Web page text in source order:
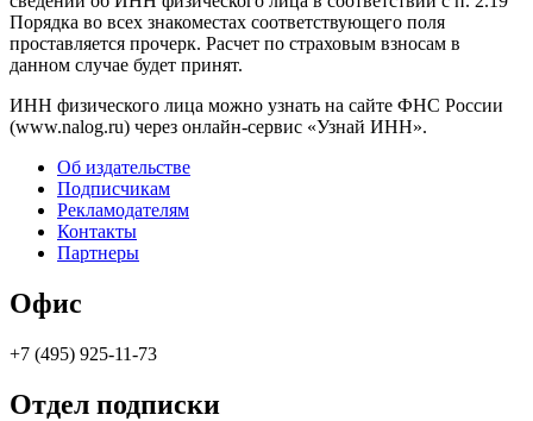
Порядка во всех знакоместах соответствующего поля
проставляется прочерк. Расчет по страховым взносам в
данном случае будет принят.
ИНН физического лица можно узнать на сайте ФНС России
(www.nalog.ru) через онлайн-сервис «Узнай ИНН».
Об издательстве
Подписчикам
Рекламодателям
Контакты
Партнеры
Офис
+7 (495) 925-11-73
Отдел подписки